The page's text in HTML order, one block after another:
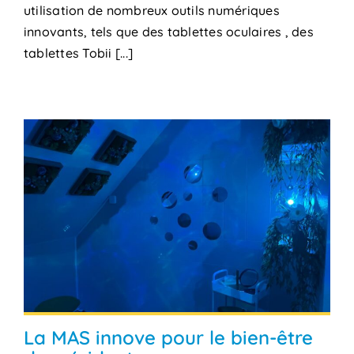
utilisation de nombreux outils numériques
innovants, tels que des tablettes oculaires , des
tablettes Tobii [...]
La MAS innove pour le bien-être